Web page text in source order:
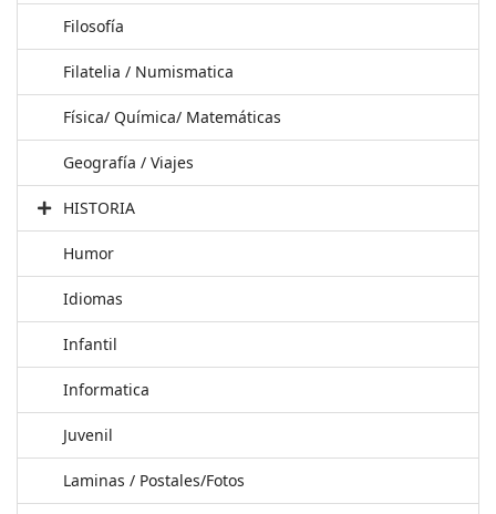
Filosofía
Filatelia / Numismatica
Física/ Química/ Matemáticas
Geografía / Viajes
HISTORIA
Humor
Idiomas
Infantil
Informatica
Juvenil
Laminas / Postales/Fotos